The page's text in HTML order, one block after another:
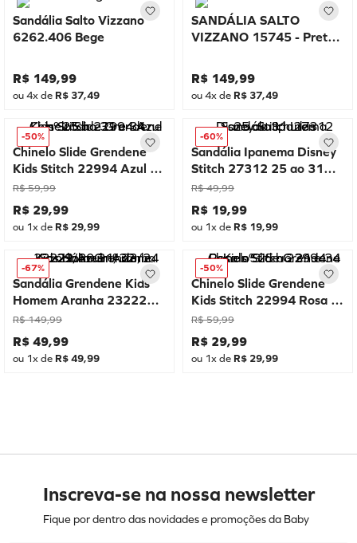
Sandália Salto Vizzano
6262.406 Bege
R$ 149,99
ou4x de R$ 37,49
SANDÁLIA SALTO
VIZZANO 15745 - Preto
R$ 149,99
ou4x de R$ 37,49
-50%
Chinelo Slide Grendene
Kids Stitch 22994 Azul nº
25 ao 31 e 34
R$ 59,99
R$ 29,99
ou 1x de R$ 29,99
-60%
Sandália Ipanema Disney
Stitch 27312 25 ao 31
Lilas
R$ 49,99
R$ 19,99
ou 1x de R$ 19,99
-67%
Sandália Grendene Kids
Homem Aranha 23222
Azul nº 23/24 29/30
31/32
R$ 149,99
R$ 49,99
ou 1x de R$49,99
-50%
Chinelo Slide Grendene
Kids Stitch 22994 Rosa nº
25 ao 31 e 34
R$ 59,99
R$ 29,99
ou 1x de R$ 29,99
Inscreva-se na nossa newsletter
Fique por dentro das novidades e promoções da Baby